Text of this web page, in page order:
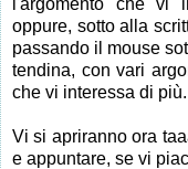
oppure, sotto alla
passando il mouse
tendina, con vari
che vi interessa di più.
Vi si apriranno ora
e appuntare, se vi